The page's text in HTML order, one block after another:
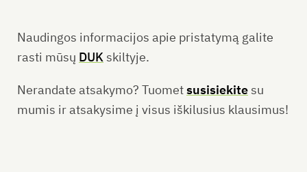
Naudingos informacijos apie pristatymą galite
rasti mūsų DUK skiltyje.
Nerandate atsakymo? Tuometsusisiekite su
mumis ir atsakysime į visus iškilusius klausimus!